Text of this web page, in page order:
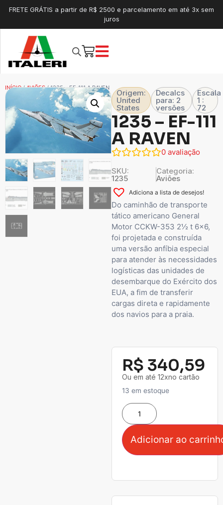
FRETE GRÁTIS a partir de R$ 2500 e parcelamento em até 3x sem
juros
INÍCIO/AVIÕES/ 1235 – EF-111 A RAVEN
Origem:
United
States
Decalcs
para: 2
versões
Escala
1 :
72
1235 – EF-111
A RAVEN
0 avaliação
SKU:
1235
Categoria:
Aviões
Adiciona a lista de desejos!
Do caminhão de transporte
tático americano General
Motor CCKW-353 2½ t 6×6,
foi projetada e construída
uma versão anfíbia especial
para atender às necessidades
logísticas das unidades de
desembarque do Exército dos
EUA, a fim de transferir
cargas direta e rapidamente
dos navios para a praia.
R$ 340,59
Ou em até 12xno cartão
13 em estoque
Adicionar ao